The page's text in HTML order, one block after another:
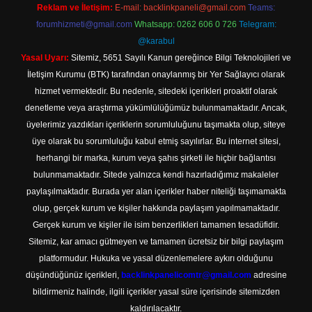
Reklam ve İletişim: E-mail: backlinkpaneli@gmail.com Teams:
forumhizmeti@gmail.com Whatsapp: 0262 606 0 726 Telegram:
@karabul
Yasal Uyarı: Sitemiz, 5651 Sayılı Kanun gereğince Bilgi Teknolojileri ve
İletişim Kurumu (BTK) tarafından onaylanmış bir Yer Sağlayıcı olarak
hizmet vermektedir. Bu nedenle, sitedeki içerikleri proaktif olarak
denetleme veya araştırma yükümlülüğümüz bulunmamaktadır. Ancak,
üyelerimiz yazdıkları içeriklerin sorumluluğunu taşımakta olup, siteye
üye olarak bu sorumluluğu kabul etmiş sayılırlar. Bu internet sitesi,
herhangi bir marka, kurum veya şahıs şirketi ile hiçbir bağlantısı
bulunmamaktadır. Sitede yalnızca kendi hazırladığımız makaleler
paylaşılmaktadır. Burada yer alan içerikler haber niteliği taşımamakta
olup, gerçek kurum ve kişiler hakkında paylaşım yapılmamaktadır.
Gerçek kurum ve kişiler ile isim benzerlikleri tamamen tesadüfidir.
Sitemiz, kar amacı gütmeyen ve tamamen ücretsiz bir bilgi paylaşım
platformudur. Hukuka ve yasal düzenlemelere aykırı olduğunu
düşündüğünüz içerikleri, backlinkpanelicomtr@gmail.com adresine
bildirmeniz halinde, ilgili içerikler yasal süre içerisinde sitemizden
kaldırılacaktır.